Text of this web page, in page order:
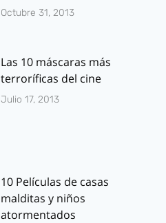
Octubre 31, 2013
Las 10 máscaras más
terroríficas del cine
Julio 17, 2013
10 Películas de casas
malditas y niños
atormentados